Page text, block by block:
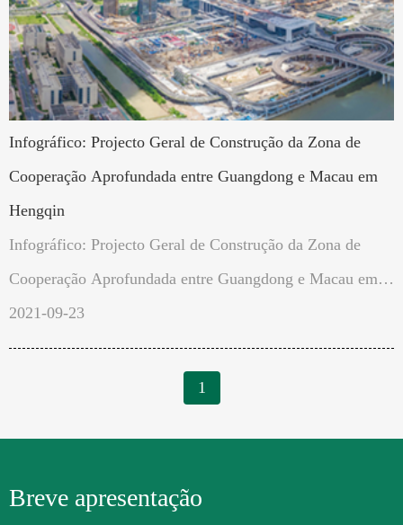
Infográfico: Projecto Geral de Construção da Zona de
Cooperação Aprofundada entre Guangdong e Macau em
Hengqin
Infográfico: Projecto Geral de Construção da Zona de
Cooperação Aprofundada entre Guangdong e Macau em
Hengqin
2021-09-23
1
Breve apresentação